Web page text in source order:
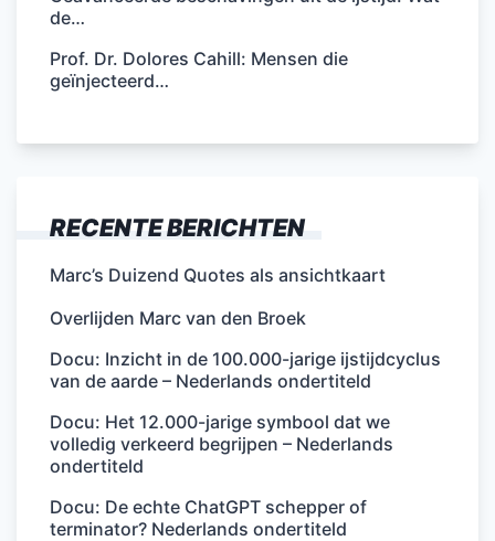
de…
Prof. Dr. Dolores Cahill: Mensen die
geïnjecteerd…
RECENTE BERICHTEN
Marc’s Duizend Quotes als ansichtkaart
Overlijden Marc van den Broek
Docu: Inzicht in de 100.000-jarige ijstijdcyclus
van de aarde – Nederlands ondertiteld
Docu: Het 12.000-jarige symbool dat we
volledig verkeerd begrijpen – Nederlands
ondertiteld
Docu: De echte ChatGPT schepper of
terminator? Nederlands ondertiteld